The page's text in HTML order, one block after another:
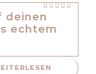
deinen
echtem